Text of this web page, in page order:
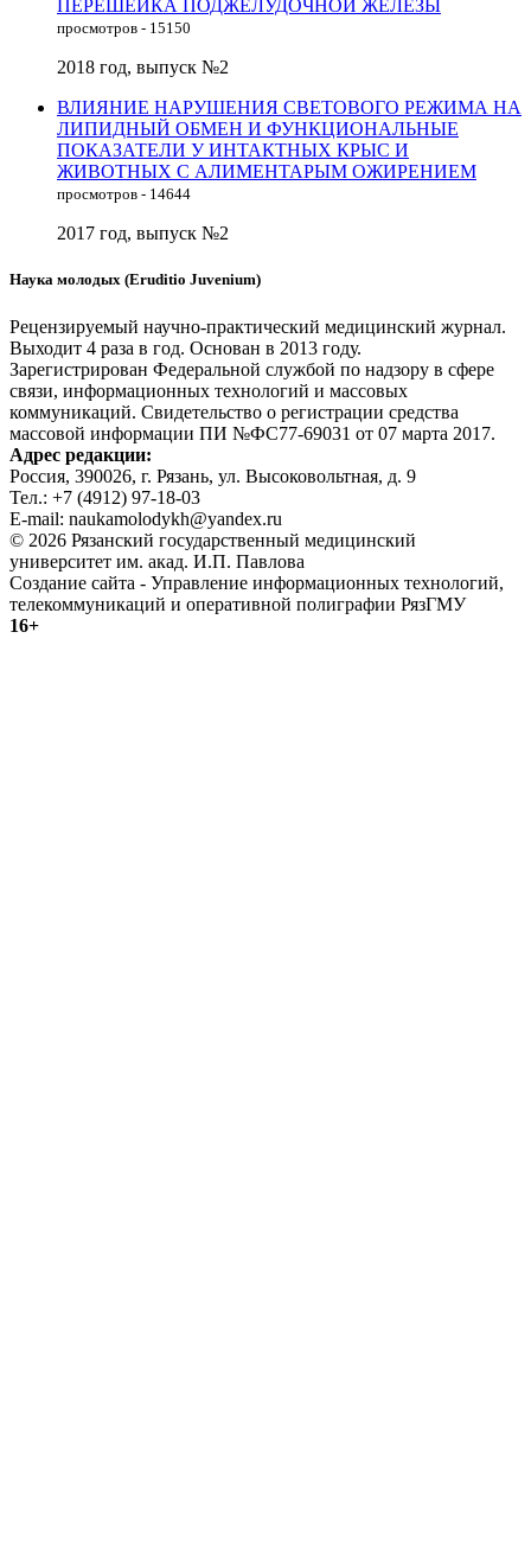
ПЕРЕШЕЙКА ПОДЖЕЛУДОЧНОЙ ЖЕЛЕЗЫ
просмотров - 15150
2018 год, выпуск №2
ВЛИЯНИЕ НАРУШЕНИЯ СВЕТОВОГО РЕЖИМА НА
ЛИПИДНЫЙ ОБМЕН И ФУНКЦИОНАЛЬНЫЕ
ПОКАЗАТЕЛИ У ИНТАКТНЫХ КРЫС И
ЖИВОТНЫХ С АЛИМЕНТАРЫМ ОЖИРЕНИЕМ
просмотров - 14644
2017 год, выпуск №2
Наука молодых (Eruditio Juvenium)
Рецензируемый научно-практический медицинский журнал.
Выходит 4 раза в год. Основан в 2013 году.
Зарегистрирован Федеральной службой по надзору в сфере
связи, информационных технологий и массовых
коммуникаций. Свидетельство о регистрации средства
массовой информации ПИ №ФС77-69031 от 07 марта 2017.
Адрес редакции:
Россия, 390026, г. Рязань, ул. Высоковольтная, д. 9
Тел.: +7 (4912) 97-18-03
E-mail: naukamolodykh@yandex.ru
© 2026 Рязанский государственный медицинский
университет им. акад. И.П. Павлова
Создание сайта - Управление информационных технологий,
телекоммуникаций и оперативной полиграфии РязГМУ
16+